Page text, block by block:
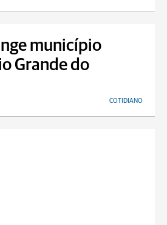
município
Grande do
COTIDIANO